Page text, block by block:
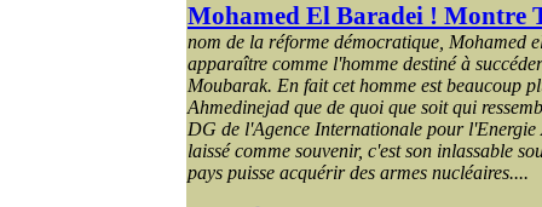
Mohamed El Baradei ! Montre
nom de la réforme démocratique, Mohamed
apparaître comme l'homme destiné à
Moubarak. En fait cet homme est beaucoup
Ahmedinejad que de quoi que soit qui
DG de l'Agence Internationale pour
laissé comme souvenir, c'est son inlassable
pays puisse acquérir des armes nucléaires....